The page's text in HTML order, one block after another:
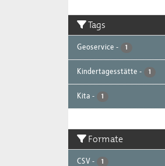
Tags
Geoservice - 1
Kindertagesstätte - 1
Kita - 1
Formate
CSV - 1